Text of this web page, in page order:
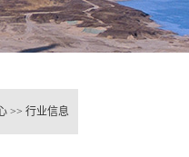
>> 行业信息